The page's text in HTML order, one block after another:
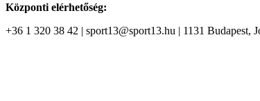
Központi elérhetőség:
+36 1 320 38 42 | sport13@sport13.hu | 1131 Budapest,